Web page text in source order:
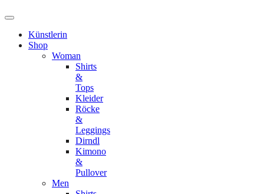
Künstlerin
Shop
Woman
Shirts
&
Tops
Kleider
Röcke
&
Leggings
Dirndl
Kimono
&
Pullover
Men